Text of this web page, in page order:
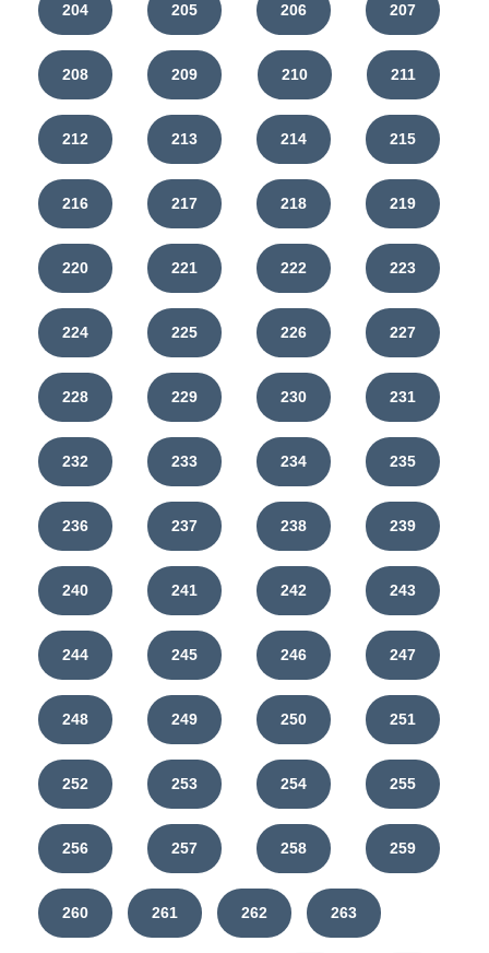
204 205 206 207
208 209 210 211
212 213 214 215
216 217 218 219
220 221 222 223
224 225 226 227
228 229 230 231
232 233 234 235
236 237 238 239
240 241 242 243
244 245 246 247
248 249 250 251
252 253 254 255
256 257 258 259
260 261 262 263